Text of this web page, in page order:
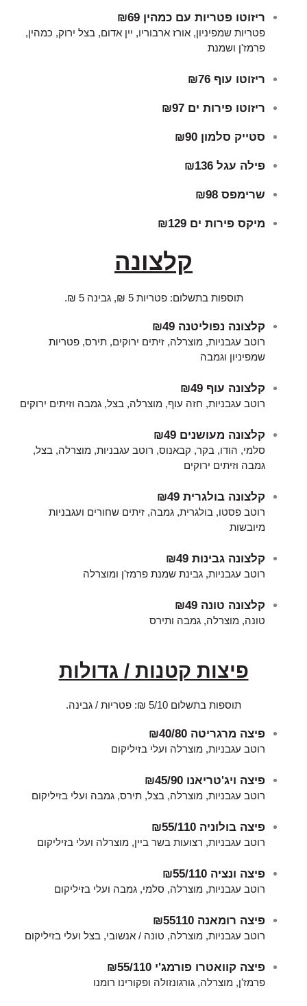
ריזוטו פטריות עם כמהין₪69
פטריות שמפיניון, אורז ארבוריו, יין אדום, בצל ירוק, כמהין,
פרמז'ן ושמנת
ריזוטו עוף₪76
ריזוטו פירות ים₪97
סטייק סלמון₪90
פילה עגל₪136
שרימפס₪98
מיקס פירות ים₪129
קלצונה
תוספות בתשלום: פטריות 5 ₪, גבינה 5 ₪.
קלצונה נפוליטנה₪49
רוטב עגבניות, מוצרלה, זיתים ירוקים, תירס, פטריות
שמפיניון וגמבה
קלצונה עוף₪49
רוטב עגבניות, חזה עוף, מוצרלה, בצל, גמבה וזיתים ירוקים
קלצונה מעושנים₪49
סלמי, הודו, בקר, קבאנוס, רוטב עגבניות, מוצרלה, בצל,
גמבה וזיתים ירוקים
קלצונה בולגרית₪49
רוטב פסטו, בולגרית, גמבה, זיתים שחורים ועגבניות
מיובשות
קלצונה גבינות₪49
רוטב עגבניות, גבינת שמנת פרמז'ן ומוצרלה
קלצונה טונה₪49
טונה, מוצרלה, גמבה ותירס
פיצות קטנות / גדולות
תוספות בתשלום 5/10 ₪: פטריות / גבינה.
פיצה מרגריטה₪40/80
רוטב עגבניות, מוצרלה ועלי בזיליקום
פיצה ויג'טריאנו₪45/90
רוטב עגבניות, מוצרלה, בצל, תירס, גמבה ועלי בזיליקום
פיצה בולוניה₪55/110
רוטב עגבניות, רצועות בשר ביין, מוצרלה ועלי בזיליקום
פיצה ונציה₪55/110
רוטב עגבניות, מוצרלה, סלמי, גמבה ועלי בזיליקום
פיצה רומאנה₪55110
רוטב עגבניות, מוצרלה, טונה / אנשובי, בצל ועלי בזיליקום
פיצה קוואטרו פורמג'י₪55/110
פרמז'ן, מוצרלה, גורגונזולה ופקורינו רומנו